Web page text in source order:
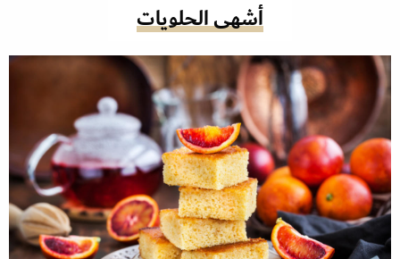
أشهى الحلويات